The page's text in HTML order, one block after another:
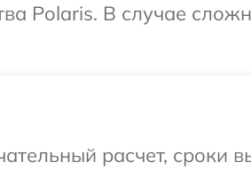
Polaris. В случае
расчет, сроки